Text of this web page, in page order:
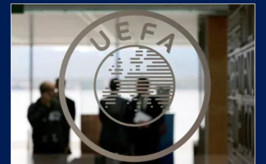
случая с американския нападател Фоларин Балогун
и неговото отменено наказание, предаде ДПА